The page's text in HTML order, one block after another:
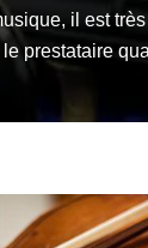
il est
prestataire